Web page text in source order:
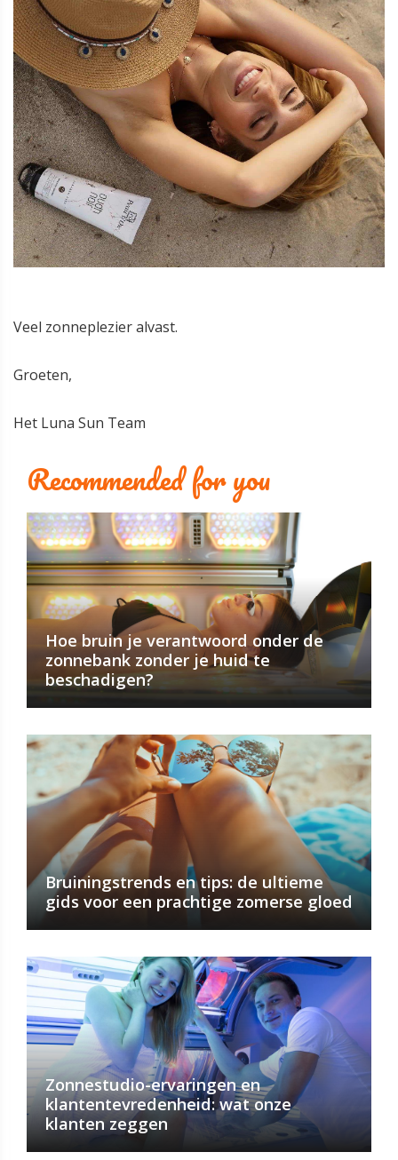
Veel zonneplezier alvast.
Groeten,
Het Luna Sun Team
Recommended for you
Hoe bruin je verantwoord onder de
zonnebank zonder je huid te
beschadigen?
Bruiningstrends en tips: de ultieme
gids voor een prachtige zomerse gloed
Zonnestudio-ervaringen en
klantentevredenheid: wat onze
klanten zeggen